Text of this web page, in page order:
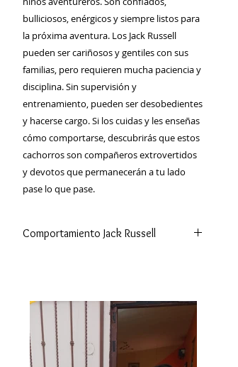
bulliciosos, enérgicos y siempre listos para
la próxima aventura. Los Jack Russell
pueden ser cariñosos y gentiles con sus
familias, pero requieren mucha paciencia y
disciplina. Sin supervisión y
entrenamiento, pueden ser desobedientes
y hacerse cargo. Si los cuidas y les enseñas
cómo comportarse, descubrirás que estos
cachorros son compañeros extrovertidos
y devotos que permanecerán a tu lado
pase lo que pase.
Comportamiento Jack Russell
determinación de su familia .